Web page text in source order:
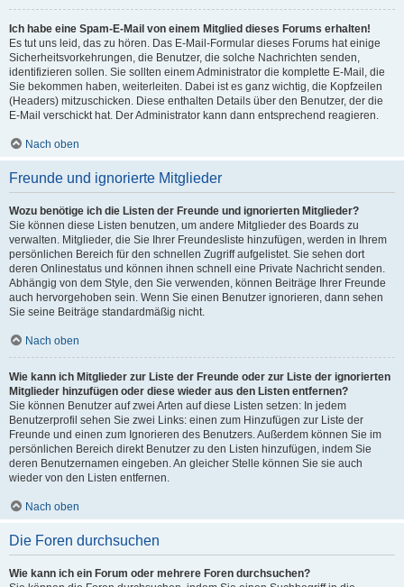
Ich habe eine Spam-E-Mail von einem Mitglied dieses Forums erhalten!
Es tut uns leid, das zu hören. Das E-Mail-Formular dieses Forums hat einige
Sicherheitsvorkehrungen, die Benutzer, die solche Nachrichten senden,
identifizieren sollen. Sie sollten einem Administrator die komplette E-Mail, die
Sie bekommen haben, weiterleiten. Dabei ist es ganz wichtig, die Kopfzeilen
(Headers) mitzuschicken. Diese enthalten Details über den Benutzer, der die
E-Mail verschickt hat. Der Administrator kann dann entsprechend reagieren.
Nach oben
Freunde und ignorierte Mitglieder
Wozu benötige ich die Listen der Freunde und ignorierten Mitglieder?
Sie können diese Listen benutzen, um andere Mitglieder des Boards zu
verwalten. Mitglieder, die Sie Ihrer Freundesliste hinzufügen, werden in Ihrem
persönlichen Bereich für den schnellen Zugriff aufgelistet. Sie sehen dort
deren Onlinestatus und können ihnen schnell eine Private Nachricht senden.
Abhängig von dem Style, den Sie verwenden, können Beiträge Ihrer Freunde
auch hervorgehoben sein. Wenn Sie einen Benutzer ignorieren, dann sehen
Sie seine Beiträge standardmäßig nicht.
Nach oben
Wie kann ich Mitglieder zur Liste der Freunde oder zur Liste der ignorierten
Mitglieder hinzufügen oder diese wieder aus den Listen entfernen?
Sie können Benutzer auf zwei Arten auf diese Listen setzen: In jedem
Benutzerprofil sehen Sie zwei Links: einen zum Hinzufügen zur Liste der
Freunde und einen zum Ignorieren des Benutzers. Außerdem können Sie im
persönlichen Bereich direkt Benutzer zu den Listen hinzufügen, indem Sie
deren Benutzernamen eingeben. An gleicher Stelle können Sie sie auch
wieder von den Listen entfernen.
Nach oben
Die Foren durchsuchen
Wie kann ich ein Forum oder mehrere Foren durchsuchen?